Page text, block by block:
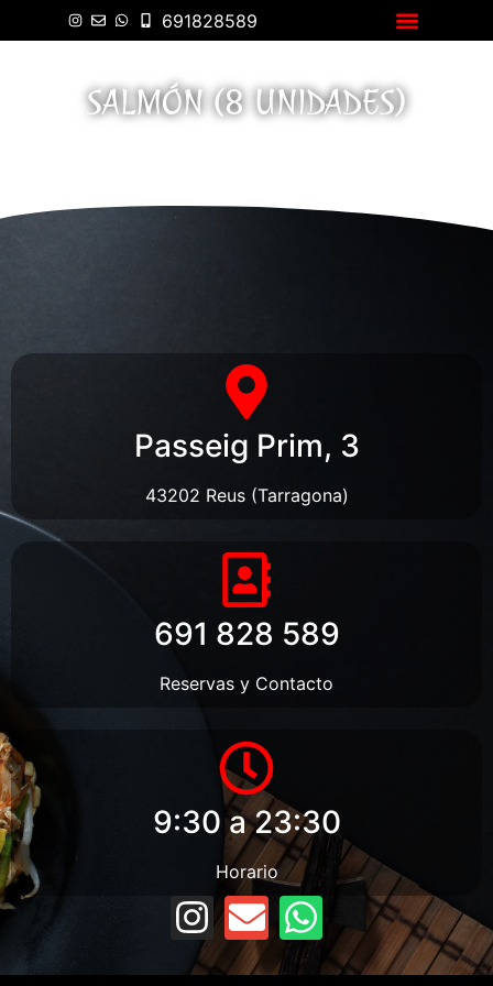
691828589
SALMÓN (8 UNIDADES)
Passeig Prim, 3
43202 Reus (Tarragona)
691 828 589
Reservas y Contacto
9:30 a 23:30
Horario